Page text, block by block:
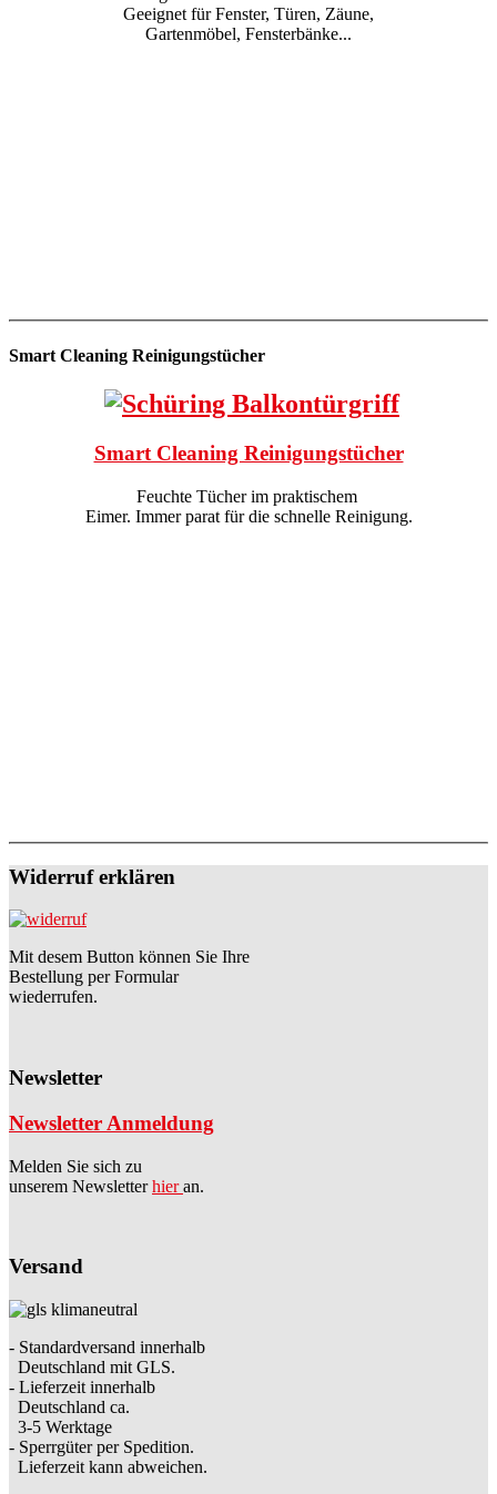
Geeignet für Fenster, Türen, Zäune,
Gartenmöbel, Fensterbänke...
Smart Cleaning Reinigungstücher
Smart Cleaning Reinigungstücher
Feuchte Tücher im praktischem
Eimer. Immer parat für die schnelle Reinigung.
Widerruf erklären
Mit desem Button können Sie Ihre
Bestellung per Formular
wiederrufen.
Newsletter
Newsletter Anmeldung
Melden Sie sich zu
unserem Newsletterhieran.
Versand
- Standardversand innerhalb
Deutschland mit GLS.
- Lieferzeit innerhalb
Deutschland ca.
3-5 Werktage
- Sperrgüter per Spedition.
Lieferzeit kann abweichen.